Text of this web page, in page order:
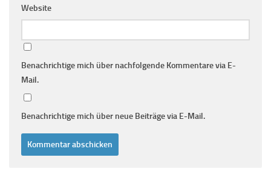
Website
Benachrichtige mich über nachfolgende Kommentare via E-
Mail.
Benachrichtige mich über neue Beiträge via E-Mail.